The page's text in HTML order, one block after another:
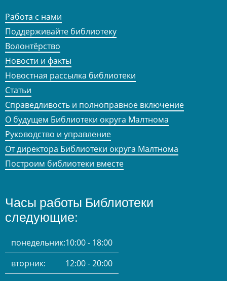
Работа с нами
Поддерживайте библиотеку
Волонтёрство
Новости и факты
Новостная рассылка библиотеки
Статьи
Справедливость и полноправное включение
О будущем Библиотеки округа Малтнома
Руководство и управление
От директора Библиотеки округа Малтнома
Построим библиотеки вместе
Часы работы Библиотеки
следующие:
понедельник:10:00 - 18:00
вторник:
12:00 - 20:00